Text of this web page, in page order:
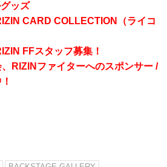
ッズ
CARD COLLECTION（ライコ
FFスタッフ募集！
RIZINファイターへのスポンサー /